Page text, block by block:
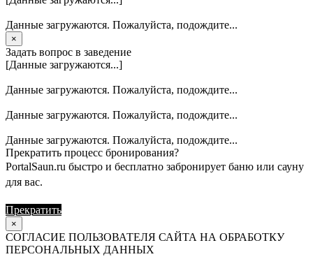
Данные загружаются. Пожалуйста, подождите...
×
Задать вопрос в заведение
[Данные загружаются...]
Данные загружаются. Пожалуйста, подождите...
Данные загружаются. Пожалуйста, подождите...
Данные загружаются. Пожалуйста, подождите...
Прекратить процесс бронирования?
PortalSaun.ru быстро и бесплатно забронирует баню или сауну
для вас.
Прекратить
×
СОГЛАСИЕ ПОЛЬЗОВАТЕЛЯ САЙТА НА ОБРАБОТКУ
ПЕРСОНАЛЬНЫХ ДАННЫХ